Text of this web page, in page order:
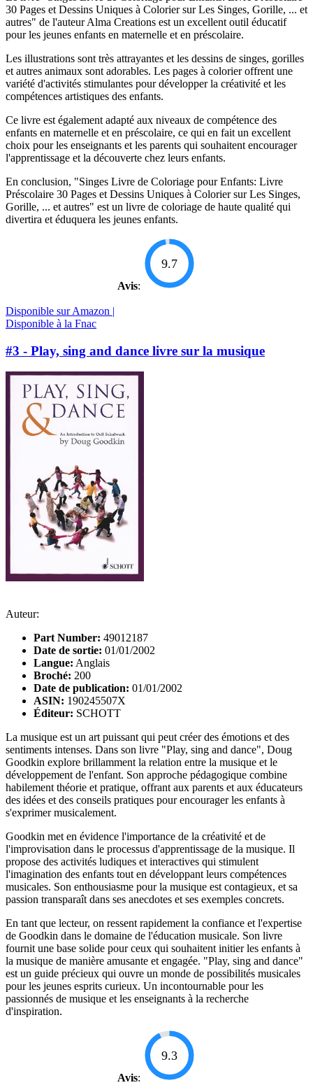
30 Pages et Dessins Uniques à Colorier sur Les Singes, Gorille, ... et
autres" de l'auteur Alma Creations est un excellent outil éducatif
pour les jeunes enfants en maternelle et en préscolaire.
Les illustrations sont très attrayantes et les dessins de singes, gorilles
et autres animaux sont adorables. Les pages à colorier offrent une
variété d'activités stimulantes pour développer la créativité et les
compétences artistiques des enfants.
Ce livre est également adapté aux niveaux de compétence des
enfants en maternelle et en préscolaire, ce qui en fait un excellent
choix pour les enseignants et les parents qui souhaitent encourager
l'apprentissage et la découverte chez leurs enfants.
En conclusion, "Singes Livre de Coloriage pour Enfants: Livre
Préscolaire 30 Pages et Dessins Uniques à Colorier sur Les Singes,
Gorille, ... et autres" est un livre de coloriage de haute qualité qui
divertira et éduquera les jeunes enfants.
Avis:
9.7
Disponible sur Amazon |
Disponible à la Fnac
#3 - Play, sing and dance livre sur la musique
Auteur:
Part Number: 49012187
Date de sortie: 01/01/2002
Langue: Anglais
Broché: 200
Date de publication: 01/01/2002
ASIN: 190245507X
Éditeur: SCHOTT
La musique est un art puissant qui peut créer des émotions et des
sentiments intenses. Dans son livre "Play, sing and dance", Doug
Goodkin explore brillamment la relation entre la musique et le
développement de l'enfant. Son approche pédagogique combine
habilement théorie et pratique, offrant aux parents et aux éducateurs
des idées et des conseils pratiques pour encourager les enfants à
s'exprimer musicalement.
Goodkin met en évidence l'importance de la créativité et de
l'improvisation dans le processus d'apprentissage de la musique. Il
propose des activités ludiques et interactives qui stimulent
l'imagination des enfants tout en développant leurs compétences
musicales. Son enthousiasme pour la musique est contagieux, et sa
passion transparaît dans ses anecdotes et ses exemples concrets.
En tant que lecteur, on ressent rapidement la confiance et l'expertise
de Goodkin dans le domaine de l'éducation musicale. Son livre
fournit une base solide pour ceux qui souhaitent initier les enfants à
la musique de manière amusante et engagée. "Play, sing and dance"
est un guide précieux qui ouvre un monde de possibilités musicales
pour les jeunes esprits curieux. Un incontournable pour les
passionnés de musique et les enseignants à la recherche
d'inspiration.
Avis:
9.3